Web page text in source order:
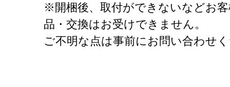
※開梱後、取付ができないなどお
品・交換はお受けできません。
ご不明な点は事前にお問い合わせ